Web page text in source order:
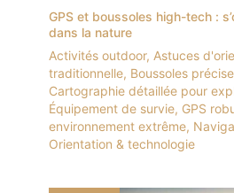
GPS et boussoles high-tech :
dans la nature
Activités outdoor, Astuces
traditionnelle, Boussoles
Cartographie détaillée pour
Équipement de survie, GPS
environnement extrême,
Orientation & technologie